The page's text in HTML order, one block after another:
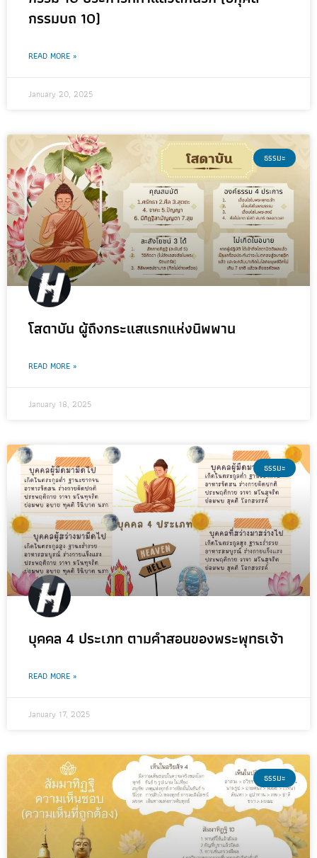
กรรมบถ 10)
READ MORE »
January 20, 2025
ธรรมะ
โสดาบัน ผู้ถึงกระแสแรกแห่งนิพพาน
READ MORE »
January 18, 2025
ธรรมะ
บุคคล 4 ประเภท ตามคำสอนของพระพุทธเจ้า
READ MORE »
January 17, 2025
ธรรมะ